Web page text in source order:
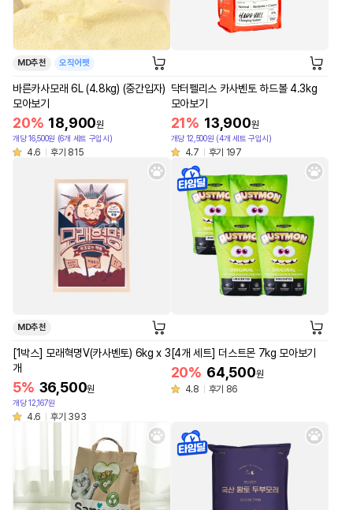
MD추천 오직어펫
바른카사모래 6L (4.8kg) (중간입자)
모아보기
20% 18,900원
개당 16,500원 (6개 세트 구입시)
4.6 후기 815
닥터펠리스 카사벤토 하드볼 4.3kg
모아보기
21% 13,900원
개당 12,500원 (4개 세트 구입시)
4.7 후기 197
MD추천
[1박스] 모래혁명V(카사벤토) 6kg x 3
개
5% 36,500원
개당 12,167원
4.6 후기 393
[4개 세트] 더스트몬 7kg 모아보기
20% 64,500원
4.8
후기 86